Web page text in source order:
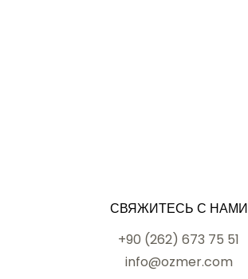
СВЯЖИТЕСЬ С НАМИ
+90 (262) 673 75 51
info@ozmer.com